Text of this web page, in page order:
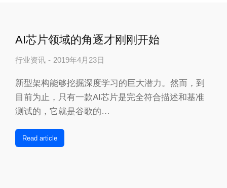
AI芯片领域的角逐才刚刚开始
行业资讯 2019年4月23日
新型架构能够挖掘深度学习的巨大潜力。然而，到
目前为止，只有一款AI芯片是完全符合描述和基准
测试的，它就是谷歌的…
Read article